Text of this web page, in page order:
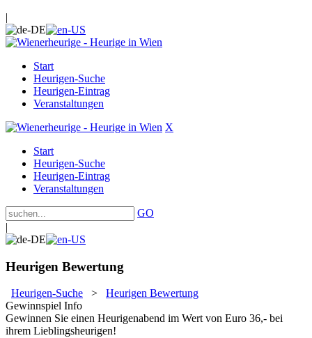
|
Start
Heurigen-Suche
Heurigen-Eintrag
Veranstaltungen
X
Start
Heurigen-Suche
Heurigen-Eintrag
Veranstaltungen
GO
|
Heurigen Bewertung
Heurigen-Suche > Heurigen Bewertung
Gewinnspiel Info
Gewinnen Sie einen Heurigenabend im Wert von Euro 36,- bei
ihrem Lieblingsheurigen!